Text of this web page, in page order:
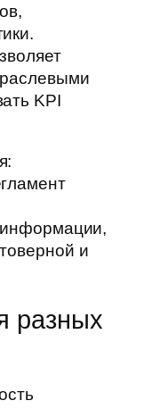
KPI
информации,
и
разных